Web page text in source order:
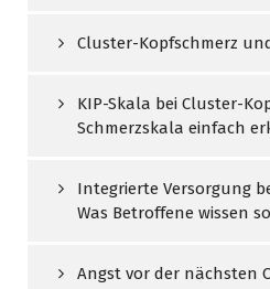
Cluster-Kopfschmerz
KIP-Skala bei Cluster-
Schmerzskala einfach
Integrierte Versorgung
Was Betroffene wissen
Angst vor der nächsten